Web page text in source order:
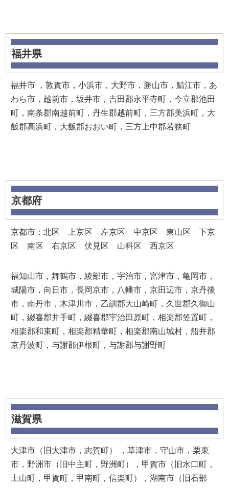
福井県
福井市 ，敦賀市，小浜市，大野市，勝山市，鯖江市，あ
わら市，越前市，坂井市，吉田郡永平寺町，今立郡池田
町，南条郡南越前町，丹生郡越前町，三方郡美浜町，大
飯郡高浜町，大飯郡おおい町，三方上中郡若狭町
京都府
京都市：北区 上京区 左京区 中京区 東山区 下京
区 南区 右京区 伏見区 山科区 西京区
福知山市，舞鶴市，綾部市，宇治市，宮津市，亀岡市，
城陽市，向日市，長岡京市，八幡市，京田辺市，京丹後
市，南丹市，木津川市，乙訓郡大山崎町，久世郡久御山
町，綴喜郡井手町，綴喜郡宇治田原町，相楽郡笠置町，
相楽郡和束町，相楽郡精華町，相楽郡南山城村，船井郡
京丹波町，与謝郡伊根町，与謝郡与謝野町
滋賀県
大津市（旧大津市，志賀町） ，草津市，守山市，栗東
市，野洲市（旧中主町，野洲町），甲賀市（旧水口町，
土山町，甲賀町，甲南町，信楽町），湖南市（旧石部